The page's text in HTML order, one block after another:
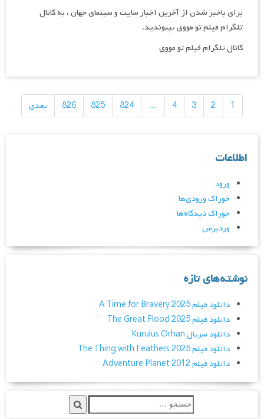
برای باخبر شدن از آخرین اخبار سایت و سینمای جهان ، به کانال
تلگرام فیلم تو مووی بپیوندید.
کانال تلگرام فیلم تو مووی
راهبری
نوشته‌ها
1
2
3
4
…
824
825
826 بعدی
اطلاعات
ورود
خوراک ورودی‌ها
خوراک دیدگاه‌ها
وردپرس
نوشته‌های تازه
دانلود فیلم A Time for Bravery 2025
دانلود فیلم The Great Flood 2025
دانلود سریال Kurulus Orhan
دانلود فیلم The Thing with Feathers 2025
دانلود فیلم Adventure Planet 2012